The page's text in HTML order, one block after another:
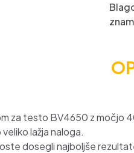
za testo BV4650 z močjo
lažja naloga.
dosegli najboljše